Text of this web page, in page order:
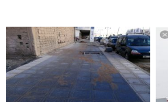
بالصور: تبليط شارع محمد الخامس
بجرسيف